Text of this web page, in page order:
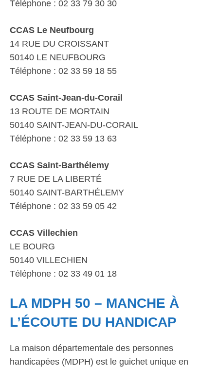
Téléphone : 02 33 79 30 30
CCAS Le Neufbourg
14 RUE DU CROISSANT
50140 LE NEUFBOURG
Téléphone : 02 33 59 18 55
CCAS Saint-Jean-du-Corail
13 ROUTE DE MORTAIN
50140 SAINT-JEAN-DU-CORAIL
Téléphone : 02 33 59 13 63
CCAS Saint-Barthélemy
7 RUE DE LA LIBERTÉ
50140 SAINT-BARTHÉLEMY
Téléphone : 02 33 59 05 42
CCAS Villechien
LE BOURG
50140 VILLECHIEN
Téléphone : 02 33 49 01 18
LA MDPH 50 – MANCHE À
L’ÉCOUTE DU HANDICAP
La maison départementale des personnes
handicapées (MDPH) est le guichet unique en